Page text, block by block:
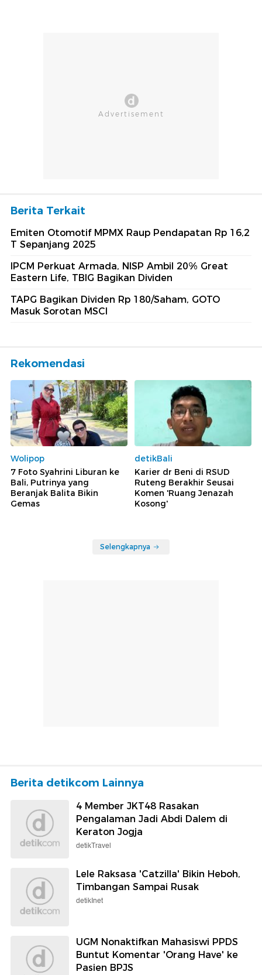
Berita Terkait
Emiten Otomotif MPMX Raup Pendapatan Rp 16,2
T Sepanjang 2025
IPCM Perkuat Armada, NISP Ambil 20% Great
Eastern Life, TBIG Bagikan Dividen
TAPG Bagikan Dividen Rp 180/Saham, GOTO
Masuk Sorotan MSCI
Rekomendasi
Wolipop
7 Foto Syahrini Liburan ke
Bali, Putrinya yang
Beranjak Balita Bikin
Gemas
detikBali
Karier dr Beni di RSUD
Ruteng Berakhir Seusai
Komen 'Ruang Jenazah
Kosong'
Selengkapnya
Berita detikcom Lainnya
4 Member JKT48 Rasakan
Pengalaman Jadi Abdi Dalem di
Keraton Jogja
detikTravel
Lele Raksasa 'Catzilla' Bikin Heboh,
Timbangan Sampai Rusak
detikInet
UGM Nonaktifkan Mahasiswi PPDS
Buntut Komentar 'Orang Have' ke
Pasien BPJS